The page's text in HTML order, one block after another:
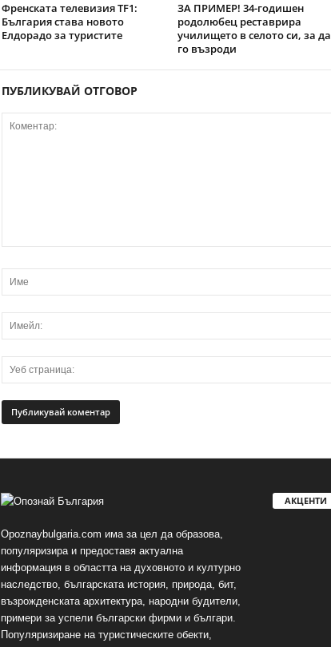
Френската телевизия TF1:
България става новото
Елдорадо за туристите
ЗА ПРИМЕР! 34-годишен
родолюбец реставрира
училището в селото си, за да
го възроди
ПУБЛИКУВАЙ ОТГОВОР
Opoznaybulgaria.com има за цел да образова,
популяризира и предоставя актуална
информация в областта на духовното и културно
наследство, българската история, природа, бит,
възрожденската архитектура, народни будители,
примери за успели български фирми и българи.
Популяризиране на туристическите обекти,
АКЦЕНТИ